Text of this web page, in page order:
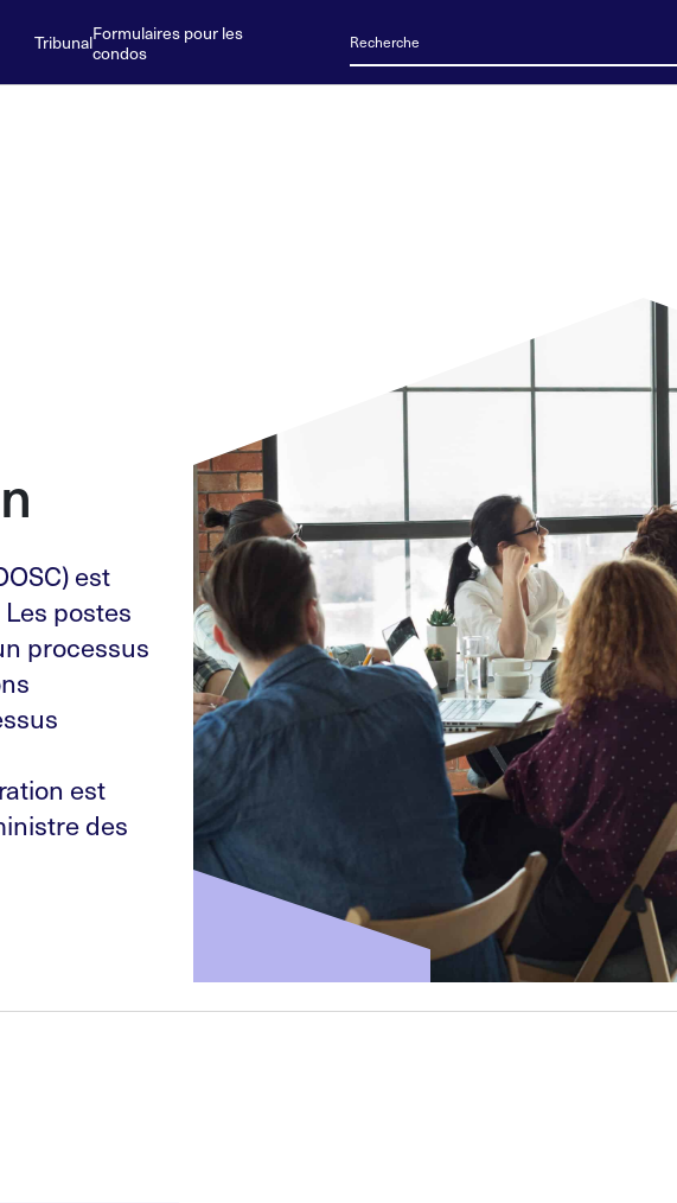
TribunalFormulaires pour les
condos
est
postes
processus
est
des